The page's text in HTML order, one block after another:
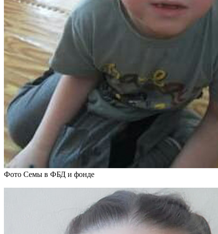
Фото Семы в ФБД и фонде